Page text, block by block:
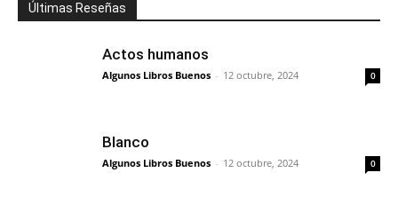
Últimas Reseñas
Actos humanos
Algunos Libros Buenos - 12 octubre, 2024 0
Blanco
Algunos Libros Buenos - 12 octubre, 2024 0